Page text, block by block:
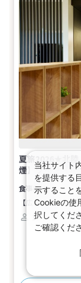
夏旅2026★北
煙】ツイン（2
【広さ】11平米
1～2名
そ
当社サイト
を提供する
示すること
Cookieの使
択してくだ
ご確認くだ